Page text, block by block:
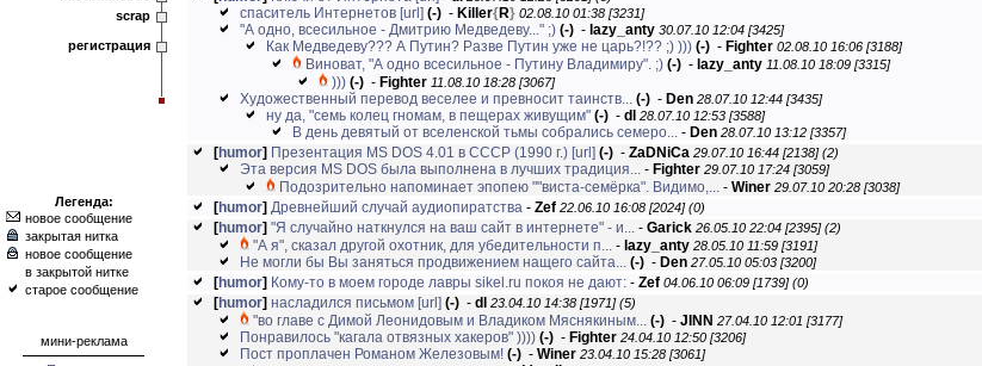
scrap
регистрация
Легенда:
новое сообщение
закрытая нитка
новое сообщение
в закрытой нитке
старое сообщение
мини-реклама
спаситель Интернетов [url] (-) - Killer{R} 02.08.10 01:38 [3231]
"А одно, всесильное - Дмитрию Медведеву..." ;) (-) - lazy_anty 30.07.10 12:04 [3425]
Как Медведеву??? А Путин? Разве Путин уже не царь?!?? ;) ))) (-) - Fighter 02.08.10 16:06 [3188]
Виноват, "А одно всесильное - Путину Владимиру". ;) (-) - lazy_anty 11.08.10 18:09 [3315]
))) (-) - Fighter 11.08.10 18:28 [3067]
Художественный перевод веселее и превносит таинств... (-) - Den 28.07.10 12:44 [3435]
ну да, "семь колец гномам, в пещерах живущим" (-) - dl 28.07.10 12:53 [3588]
В день девятый от вселенской тьмы собрались семеро... - Den 28.07.10 13:12 [3357]
[humor] Презентация MS DOS 4.01 в СССР (1990 г.) [url] (-) - ZaDNiCa 29.07.10 16:44 [2138] (2)
Эта версия MS DOS была выполнена в лучших традиция... - Fighter 29.07.10 17:24 [3059]
Подозрительно напоминает эпопею ""виста-семёрка". Видимо,... - Winer 29.07.10 20:28 [3038]
[humor] Древнейший случай аудиопиратства - Zef 22.06.10 16:08 [2024] (0)
[humor] "Я случайно наткнулся на ваш сайт в интернете" - и... - Garick 26.05.10 22:04 [2395] (2)
"А я", сказал другой охотник, для убедительности п... - lazy_anty 28.05.10 11:59 [3191]
Не могли бы Вы заняться продвижением нащего сайта... (-) - Den 27.05.10 05:03 [3200]
[humor] Кому-то в моем городе лавры sikel.ru покоя не дают: - Zef 04.06.10 06:09 [1739] (0)
[humor] насладился письмом [url] (-) - dl 23.04.10 14:38 [1971] (5)
"во главе с Димой Леонидовым и Владиком Мяснякиным... (-) - JINN 27.04.10 12:01 [3177]
Понравилось "кагала отвязных хакеров" )))) (-) - Fighter 24.04.10 12:50 [3206]
Пост проплачен Романом Железовым! (-) - Winer 23.04.10 15:28 [3061]